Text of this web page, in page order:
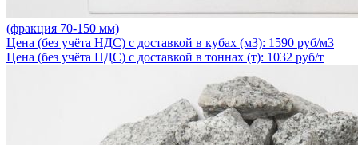
(фракция 70-150 мм)
Цена (без учёта НДС) с доставкой в кубах (м3): 1590 руб/м3
Цена (без учёта НДС) с доставкой в тоннах (т): 1032 руб/т